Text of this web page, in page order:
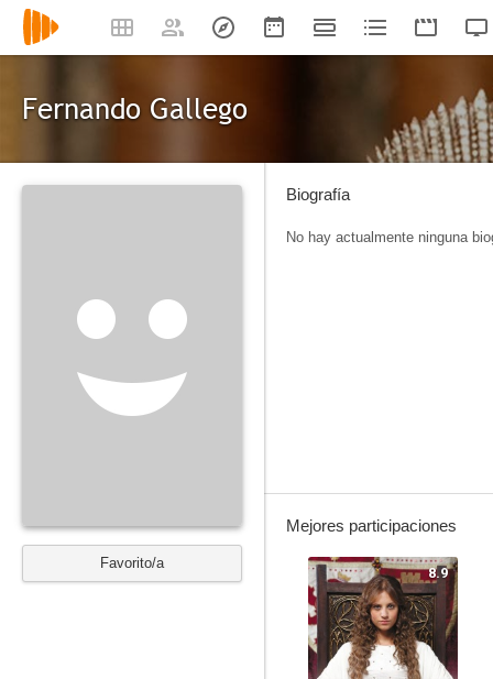
Fernando Gallego
Favorito/a
Biografía
No hay actualmente ninguna
Mejores participaciones
8.9